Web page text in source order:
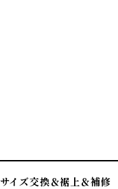
サイズ交換＆裾上＆補修